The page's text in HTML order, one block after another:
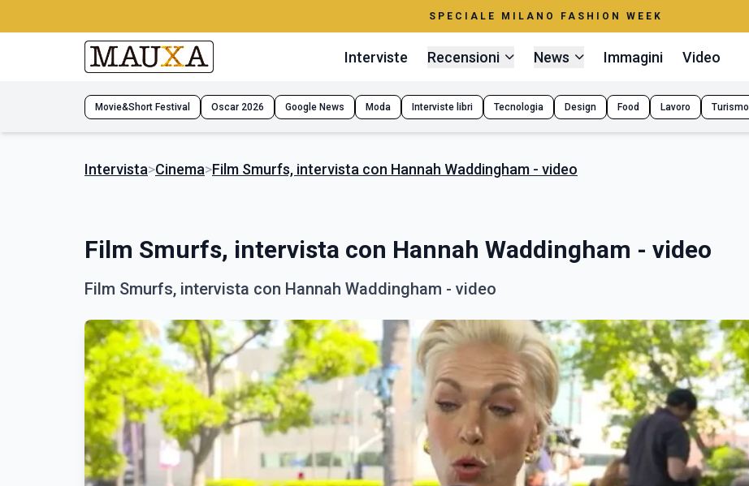
SPECIALE MILANO FASHION WEEK
Interviste Recensioni News Immagini Video
Movie&Short Festival Oscar 2026 Google News Moda Interviste libri Tecnologia Design Food Lavoro Turismo
Intervista>Cinema>Film Smurfs, intervista con Hannah Waddingham - video
Film Smurfs, intervista con Hannah Waddingham - video
Film Smurfs, intervista con Hannah Waddingham - video